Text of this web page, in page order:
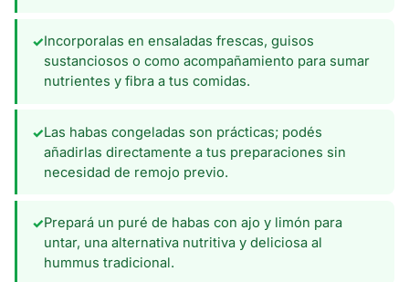
✓Incorporalas en ensaladas frescas, guisos
sustanciosos o como acompañamiento para sumar
nutrientes y fibra a tus comidas.
✓Las habas congeladas son prácticas; podés
añadirlas directamente a tus preparaciones sin
necesidad de remojo previo.
✓Prepará un puré de habas con ajo y limón para
untar, una alternativa nutritiva y deliciosa al
hummus tradicional.